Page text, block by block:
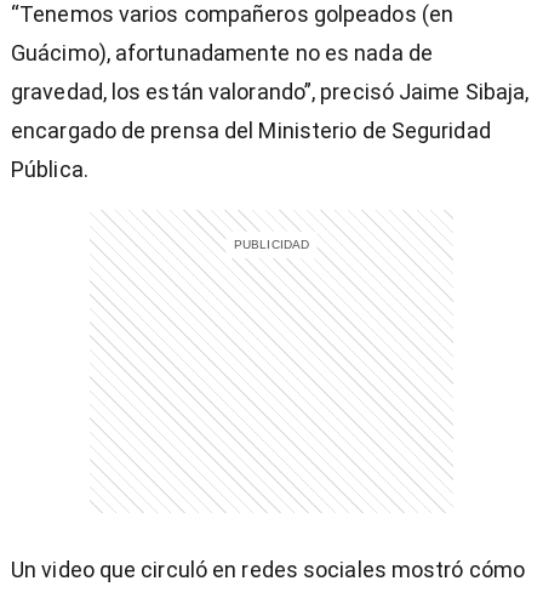
“Tenemos varios compañeros golpeados (en
Guácimo), afortunadamente no es nada de
gravedad, los están valorando”, precisó Jaime Sibaja,
encargado de prensa del Ministerio de Seguridad
Pública.
Un video que circuló en redes sociales mostró cómo